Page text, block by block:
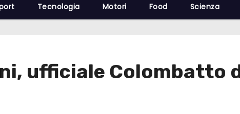
Tecnologia Motori Food Scienza
ufficiale Colombatto